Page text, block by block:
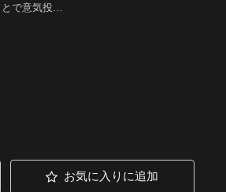
で意気投
お気に入りに追加